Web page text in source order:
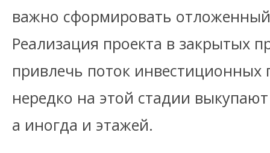
важно сформировать
Реализация проекта в закрытых
привлечь поток инвестиционных
нередко на этой стадии
а иногда и этажей.